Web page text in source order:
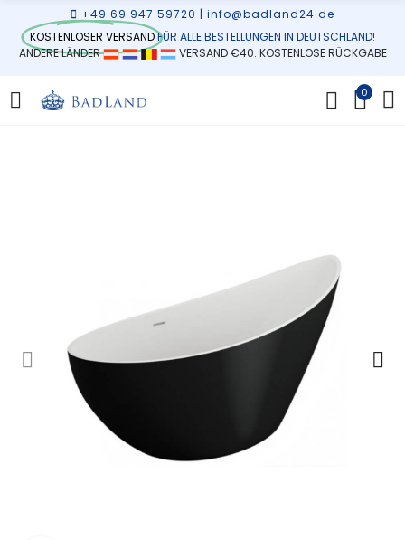
+49 69 947 59720 | info@badland24.de
KOSTENLOSER VERSANDFÜR ALLE BESTELLUNGEN IN DEUTSCHLAND!
ANDERE LÄNDER
VERSAND €40. KOSTENLOSE RÜCKGABE
0